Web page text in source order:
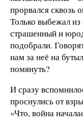
прорвался сквозь
Только выбежал из
страшенный и
подобрали.
нам за неё на
помянуть?
И сразу
проснулись от
«Что, война